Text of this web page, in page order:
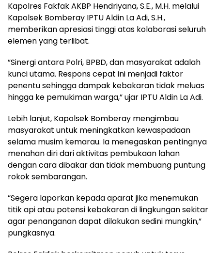
​Kapolres Fakfak AKBP Hendriyana, S.E., M.H. melalui
Kapolsek Bomberay IPTU Aldin La Adi, S.H.,
memberikan apresiasi tinggi atas kolaborasi seluruh
elemen yang terlibat.
​”Sinergi antara Polri, BPBD, dan masyarakat adalah
kunci utama. Respons cepat ini menjadi faktor
penentu sehingga dampak kebakaran tidak meluas
hingga ke pemukiman warga,” ujar IPTU Aldin La Adi.
​Lebih lanjut, Kapolsek Bomberay mengimbau
masyarakat untuk meningkatkan kewaspadaan
selama musim kemarau. Ia menegaskan pentingnya
menahan diri dari aktivitas pembukaan lahan
dengan cara dibakar dan tidak membuang puntung
rokok sembarangan.
​”Segera laporkan kepada aparat jika menemukan
titik api atau potensi kebakaran di lingkungan sekitar
agar penanganan dapat dilakukan sedini mungkin,”
pungkasnya.